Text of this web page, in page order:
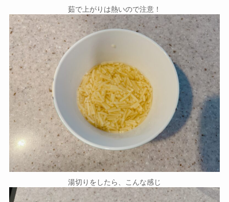
茹で上がりは熱いので注意！
湯切りをしたら、こんな感じ